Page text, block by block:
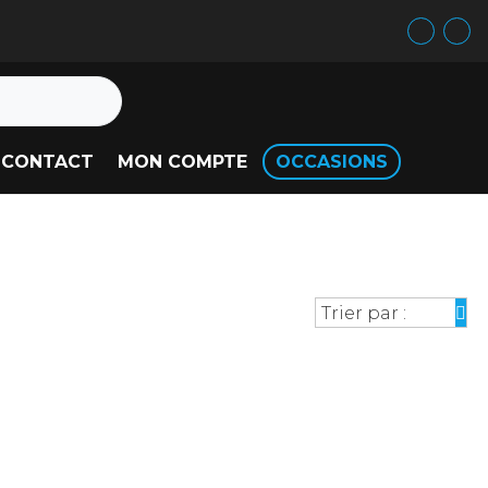
CONTACT MON COMPTE OCCASIONS
Trier par :